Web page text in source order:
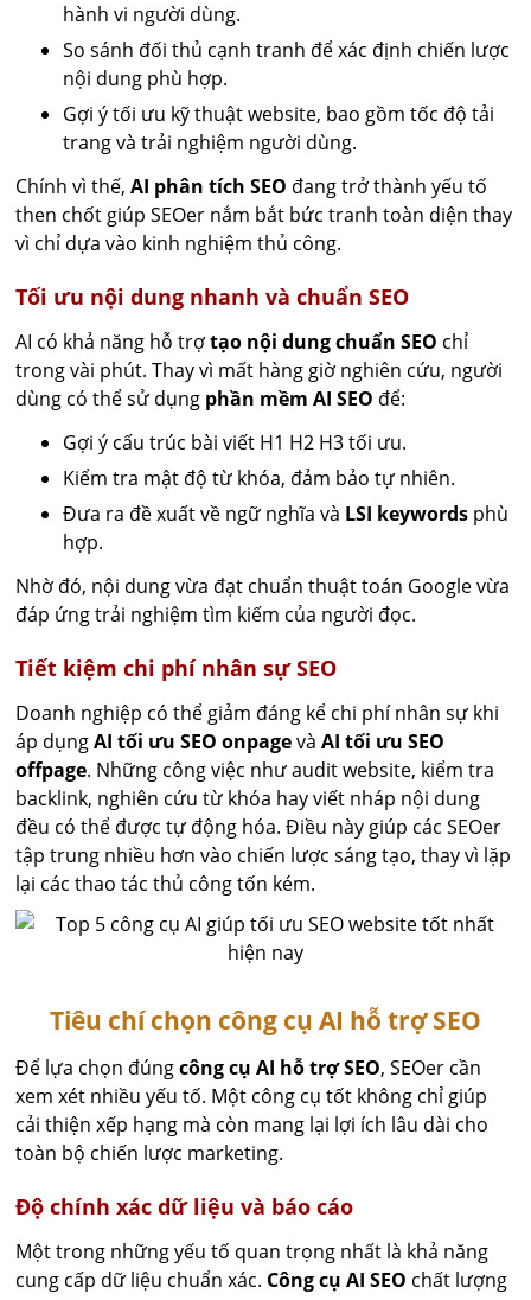
hành vi người dùng.
So sánh đối thủ cạnh tranh để xác định chiến lược
nội dung phù hợp.
Gợi ý tối ưu kỹ thuật website, bao gồm tốc độ tải
trang và trải nghiệm người dùng.
Chính vì thế,AI phân tích SEO đang trở thành yếu tố
then chốt giúp SEOer nắm bắt bức tranh toàn diện thay
vì chỉ dựa vào kinh nghiệm thủ công.
Tối ưu nội dung nhanh và chuẩn SEO
AI có khả năng hỗ trợtạo nội dung chuẩn SEO chỉ
trong vài phút. Thay vì mất hàng giờ nghiên cứu, người
dùng có thể sử dụng phần mềm AI SEO để:
Gợi ý cấu trúc bài viết H1 H2 H3 tối ưu.
Kiểm tra mật độ từ khóa, đảm bảo tự nhiên.
Đưa ra đề xuất về ngữ nghĩa và LSI keywords phù
hợp.
Nhờ đó, nội dung vừa đạt chuẩn thuật toán Google vừa
đáp ứng trải nghiệm tìm kiếm của người đọc.
Tiết kiệm chi phí nhân sự SEO
Doanh nghiệp có thể giảm đáng kể chi phí nhân sự khi
áp dụngAI tối ưu SEO onpagevàAI tối ưu SEO
offpage. Những công việc như audit website, kiểm tra
backlink, nghiên cứu từ khóa hay viết nháp nội dung
đều có thể được tự động hóa. Điều này giúp các SEOer
tập trung nhiều hơn vào chiến lược sáng tạo, thay vì lặp
lại các thao tác thủ công tốn kém.
Tiêu chí chọn công cụ AI hỗ trợ SEO
Để lựa chọn đúngcông cụ AI hỗ trợ SEO, SEOer cần
xem xét nhiều yếu tố. Một công cụ tốt không chỉ giúp
cải thiện xếp hạng mà còn mang lại lợi ích lâu dài cho
toàn bộ chiến lược marketing.
Độ chính xác dữ liệu và báo cáo
Một trong những yếu tố quan trọng nhất là khả năng
cung cấp dữ liệu chuẩn xác. Công cụ AI SEO chất lượng